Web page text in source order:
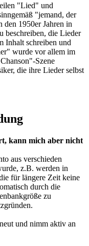
"Lied" und
"jemand, der
1950er Jahren in
beschreiben, die Lieder
Inhalt schreiben und
wurde vor allem im
Szene
die ihre Lieder selbst
kann mich aber nicht
aus verschieden
z.B. werden in
für längere Zeit keine
durch die
zu
und nimm aktiv an